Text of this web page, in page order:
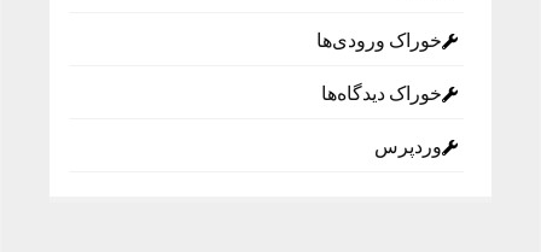
خوراک ورودی‌ها
خوراک دیدگاه‌ها
وردپرس